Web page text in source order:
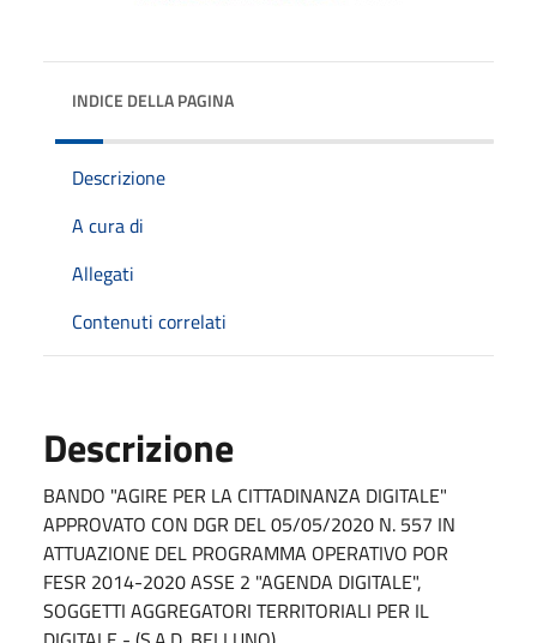
INDICE DELLA PAGINA
Descrizione
A cura di
Allegati
Contenuti correlati
Descrizione
BANDO "AGIRE PER LA CITTADINANZA DIGITALE"
APPROVATO CON DGR DEL 05/05/2020 N. 557 IN
ATTUAZIONE DEL PROGRAMMA OPERATIVO POR
FESR 2014-2020 ASSE 2 "AGENDA DIGITALE",
SOGGETTI AGGREGATORI TERRITORIALI PER IL